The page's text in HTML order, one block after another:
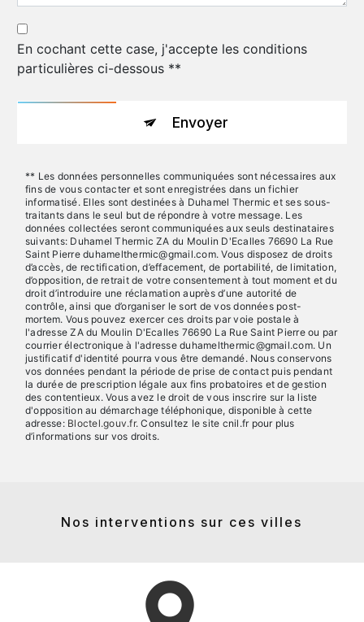
En cochant cette case, j'accepte les conditions
particulières ci-dessous **
Envoyer
** Les données personnelles communiquées sont nécessaires aux
fins de vous contacter et sont enregistrées dans un fichier
informatisé. Elles sont destinées à Duhamel Thermic et ses sous-
traitants dans le seul but de répondre à votre message. Les
données collectées seront communiquées aux seuls destinataires
suivants: Duhamel Thermic ZA du Moulin D'Ecalles 76690 La Rue
Saint Pierre duhamelthermic@gmail.com. Vous disposez de droits
d’accès, de rectification, d’effacement, de portabilité, de limitation,
d’opposition, de retrait de votre consentement à tout moment et du
droit d’introduire une réclamation auprès d’une autorité de
contrôle, ainsi que d’organiser le sort de vos données post-
mortem. Vous pouvez exercer ces droits par voie postale à
l'adresse ZA du Moulin D'Ecalles 76690 La Rue Saint Pierre ou par
courrier électronique à l'adresse duhamelthermic@gmail.com. Un
justificatif d'identité pourra vous être demandé. Nous conservons
vos données pendant la période de prise de contact puis pendant
la durée de prescription légale aux fins probatoires et de gestion
des contentieux. Vous avez le droit de vous inscrire sur la liste
d'opposition au démarchage téléphonique, disponible à cette
adresse: Bloctel.gouv.fr. Consultez le site cnil.fr pour plus
d’informations sur vos droits.
Nos interventions sur ces villes